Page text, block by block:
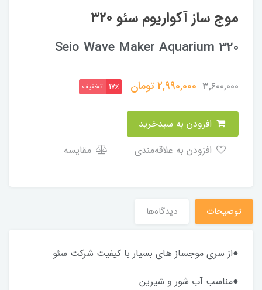
موج ساز آکواریوم سئو ۳۲۰
Seio Wave Maker Aquarium 320
3,600,000
2,990,000تومان 17٪ تخفیف
مقایسه
توضیحات دیدگاه‌ها
●از سری موجساز های بسیار با کیفیت شرکت سئو
●مناسب آب شور و شیرین